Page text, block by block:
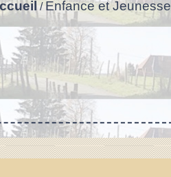
/ Enfance et Jeunesse